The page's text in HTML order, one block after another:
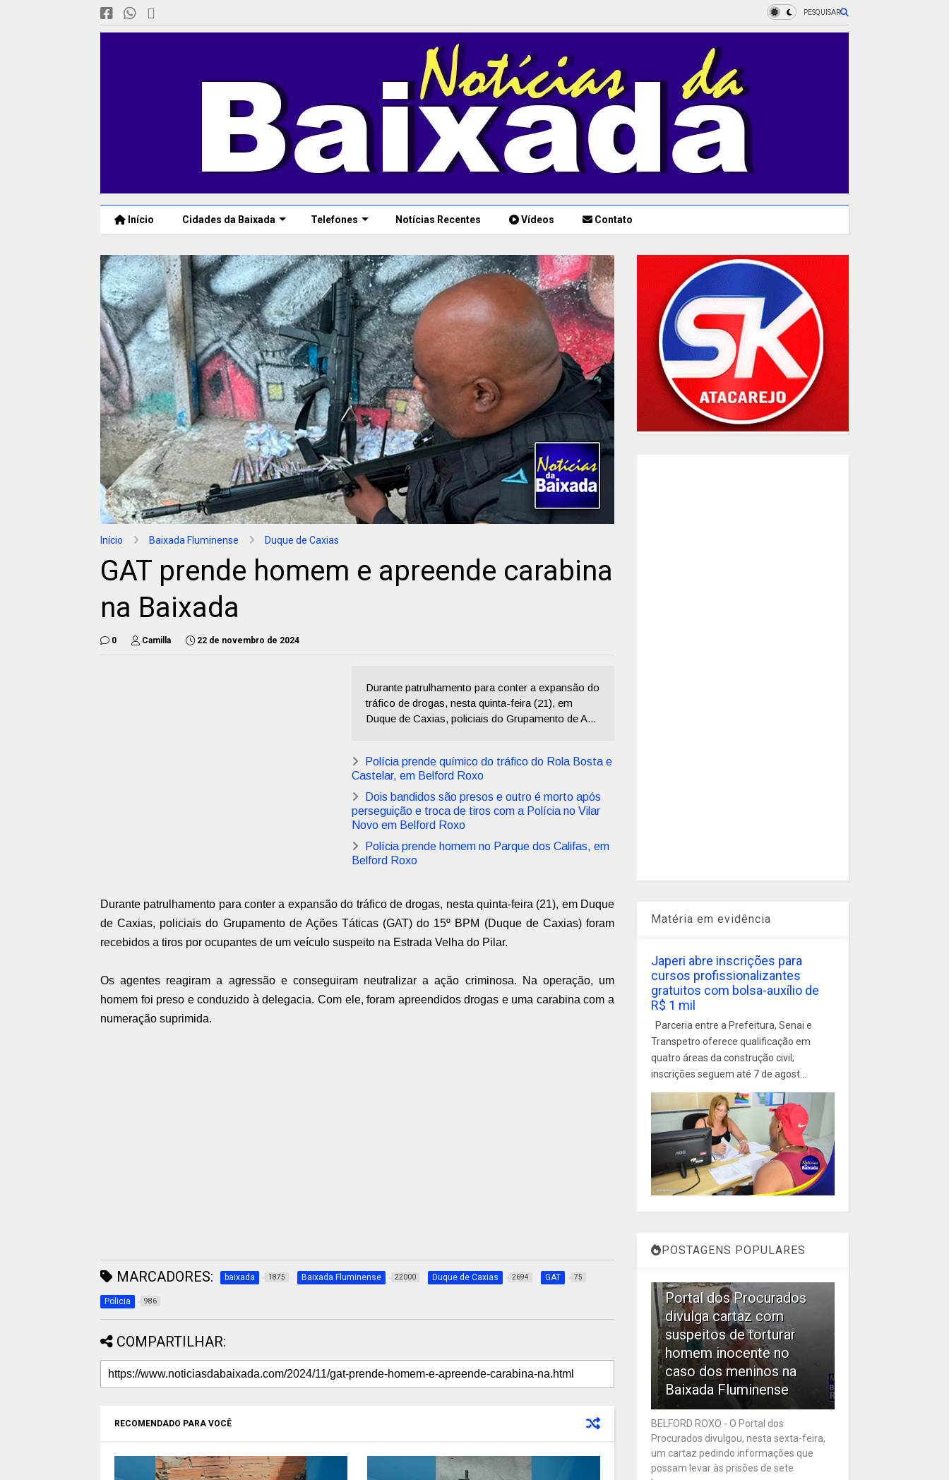
PESQUISAR
Início Cidades da Baixada Telefones Notícias Recentes Vídeos Contato
Início Baixada Fluminense Duque de Caxias
GAT prende homem e apreende carabina
na Baixada
0 Camilla 22 de novembro de 2024
Durante patrulhamento para conter a expansão do
tráfico de drogas, nesta quinta-feira (21), em
Duque de Caxias, policiais do Grupamento de A...
Polícia prende químico do tráfico do Rola Bosta e
Castelar, em Belford Roxo
Dois bandidos são presos e outro é morto após
perseguição e troca de tiros com a Polícia no Vilar
Novo em Belford Roxo
Polícia prende homem no Parque dos Califas, em
Belford Roxo
Durante patrulhamento para conter a expansão do tráfico de drogas, nesta quinta-feira (21), em Duque
de Caxias, policiais do Grupamento de Ações Táticas (GAT) do 15º BPM (Duque de Caxias) foram
recebidos a tiros por ocupantes de um veículo suspeito na Estrada Velha do Pilar.
Os agentes reagiram a agressão e conseguiram neutralizar a ação criminosa. Na operação, um
homem foi preso e conduzido à delegacia. Com ele, foram apreendidos drogas e uma carabina com a
numeração suprimida.
MARCADORES: baixada 1875 Baixada Fluminense 22000 Duque de Caxias 2694 GAT 75
Policia 986
COMPARTILHAR:
RECOMENDADO PARA VOCÊ
Matéria em evidência
Japeri abre inscrições para
cursos profissionalizantes
gratuitos com bolsa-auxílio de
R$ 1 mil
Parceria entre a Prefeitura, Senai e
Transpetro oferece qualificação em
quatro áreas da construção civil;
inscrições seguem até 7 de agost...
POSTAGENS POPULARES
Portal dos Procurados
divulga cartaz com
suspeitos de torturar
homem inocente no
caso dos meninos na
Baixada Fluminense
BELFORD ROXO - O Portal dos
Procurados divulgou, nesta sexta-feira,
um cartaz pedindo informações que
possam levar às prisões de sete